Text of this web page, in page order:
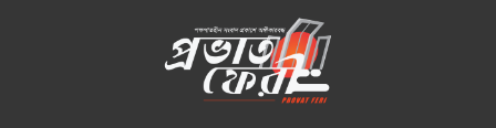
সিআরপি পরিদর্শনে অস্ট্রেলিয়াপ্রবাসী কামাল পাশা, প্রতিবন্ধী
সেবায় দুই দেশের মধ্যে সহযোগিতা বাড়ানোর ওপর গুরুত্বারোপ
বন্ধু – সাংস্কৃতিক বুদ্ধিমত্তার সামাজিক ক্যাফে সিডনিতে